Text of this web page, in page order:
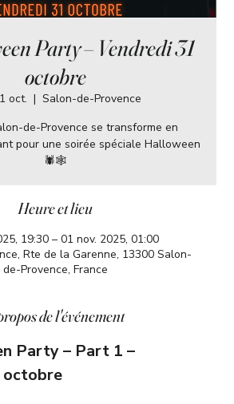
Party – Vendredi 31
octobre
oct.
  |
Salon-de-Provence
de-Provence se transforme en
pour une soirée spéciale Halloween
🕷️🕸️
Heure et lieu
19:30 – 01 nov. 2025, 01:00
Rte de la Garenne, 13300 Salon-
de-Provence, France
de l'événement
Party – Part 1 –
octobre